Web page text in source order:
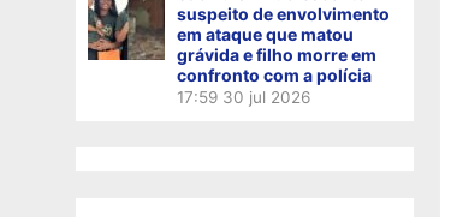
suspeito de envolvimento
em ataque que matou
grávida e filho morre em
confronto com a polícia
17:59 30 jul 2026